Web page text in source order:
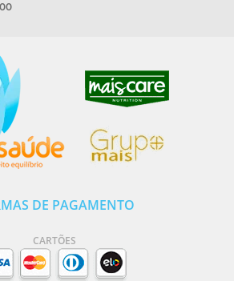
DE PAGAMENTO
CARTÕES